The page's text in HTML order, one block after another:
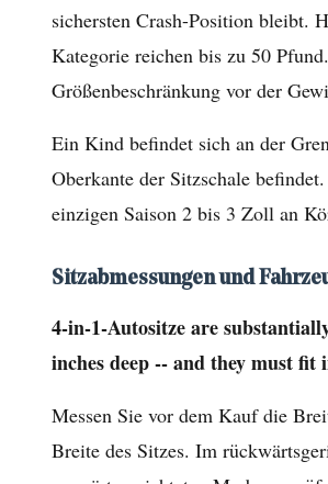
Kauf
eines
4-
1-
Autositzes
zu
sind?
Nach
hinten
–
sichersten Crash-Position bleibt.
Kategorie reichen bis zu 50
Größenbeschränkung vor der
Ein Kind befindet sich an der
Oberkante der Sitzschale
einzigen Saison 2 bis 3 Zoll an
Sitzabmessungen und
4-in-1-Autositze are
inches deep -- and they must fit
Messen Sie vor dem Kauf die
Breite des Sitzes. Im